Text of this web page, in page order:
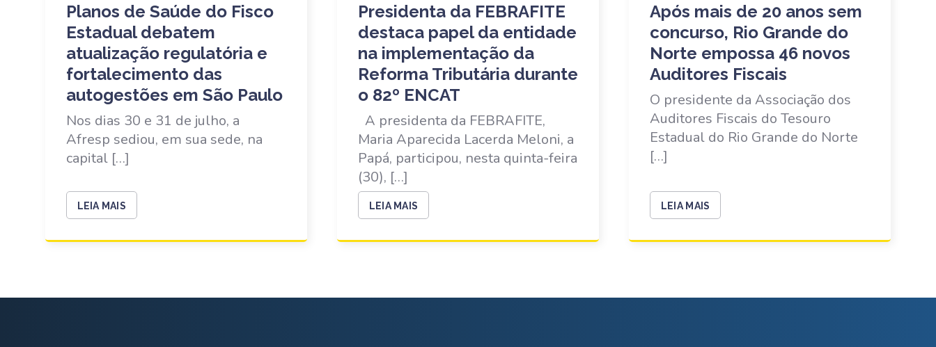
Planos de Saúde do Fisco
Estadual debatem
atualização regulatória e
fortalecimento das
autogestões em São Paulo
Nos dias 30 e 31 de julho, a
Afresp sediou, em sua sede, na
capital […]
LEIA MAIS
Presidenta da FEBRAFITE
destaca papel da entidade
na implementação da
Reforma Tributária durante
o 82º ENCAT
A presidenta da FEBRAFITE,
Maria Aparecida Lacerda Meloni, a
Papá, participou, nesta quinta-feira
(30), […]
LEIA MAIS
Após mais de 20 anos sem
concurso, Rio Grande do
Norte empossa 46 novos
Auditores Fiscais
O presidente da Associação dos
Auditores Fiscais do Tesouro
Estadual do Rio Grande do Norte
[…]
LEIA MAIS